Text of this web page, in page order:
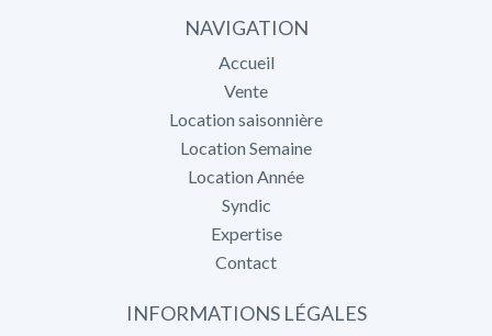
NAVIGATION
Accueil
Vente
Location saisonnière
Location Semaine
Location Année
Syndic
Expertise
Contact
INFORMATIONS LÉGALES